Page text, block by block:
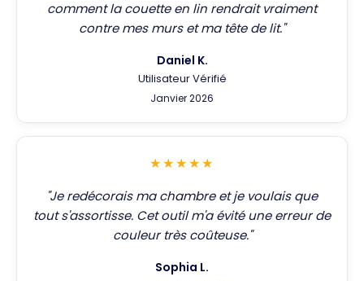
comment la couette en lin rendrait vraiment
contre mes murs et ma tête de lit."
Daniel K.
Utilisateur Vérifié
Janvier 2026
★★★★★
"Je redécorais ma chambre et je voulais que
tout s'assortisse. Cet outil m'a évité une erreur de
couleur très coûteuse."
Sophia L.